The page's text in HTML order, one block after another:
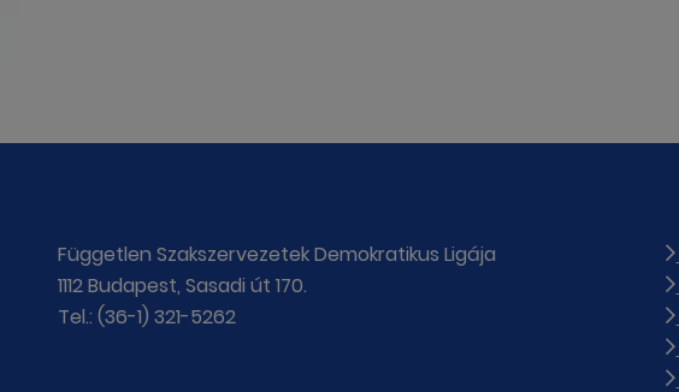
Független Szakszervezetek Demokratikus Ligája
1112 Budapest, Sasadi út 170.
Tel.: (36-1) 321-5262